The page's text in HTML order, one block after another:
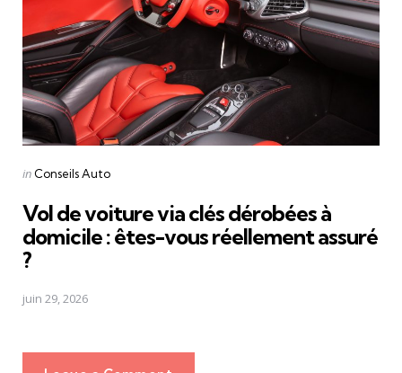
Posted
in Conseils Auto
Vol de voiture via clés dérobées à
domicile : êtes-vous réellement assuré
?
juin 29, 2026